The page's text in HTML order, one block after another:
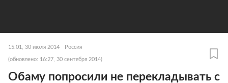
15:01, 30 июля 2014 Россия
(обновлено: 16:27, 30 сентября 2014)
Обаму попросили не перекладывать с